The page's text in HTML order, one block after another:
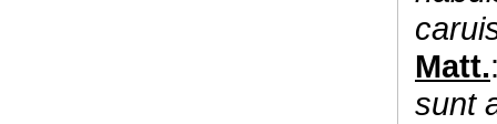
Matt.
sunt